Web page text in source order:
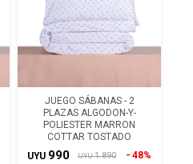
JUEGO SÁBANAS - 2
PLAZAS ALGODON-Y-
POLIESTER MARRON
COTTAR TOSTADO
UYU 990 UYU 1.890 48%